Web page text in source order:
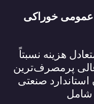
عمومی خوراکی
هزینه نسبتاً
پرمصرف‌ترین
صنعتی
شامل